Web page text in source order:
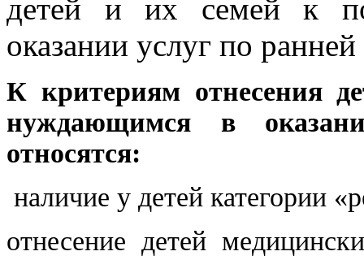
детей и их семей к
оказании услуг по
К критериям отнесения
нуждающимся в
относятся:
наличие у детей категории
отнесение детей